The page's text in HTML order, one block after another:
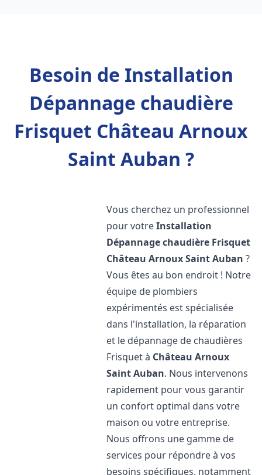
Besoin de Installation
Dépannage chaudière
Frisquet Château Arnoux
Saint Auban ?
Vous cherchez un professionnel
pour votreInstallation
Dépannage chaudière Frisquet
Château Arnoux Saint Auban ?
Vous êtes au bon endroit ! Notre
équipe de plombiers
expérimentés est spécialisée
dans l'installation, la réparation
et le dépannage de chaudières
Frisquet à Château Arnoux
Saint Auban. Nous intervenons
rapidement pour vous garantir
un confort optimal dans votre
maison ou votre entreprise.
Nous offrons une gamme de
services pour répondre à vos
besoins spécifiques, notamment